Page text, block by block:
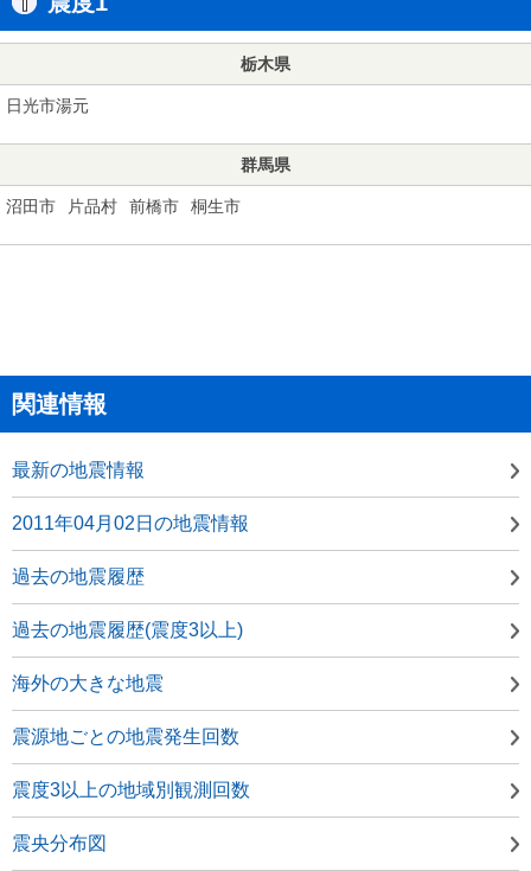
栃木県
日光市湯元
群馬県
沼田市 片品村 前橋市 桐生市
関連情報
最新の地震情報
2011年04月02日の地震情報
過去の地震履歴
過去の地震履歴(震度3以上)
海外の大きな地震
震源地ごとの地震発生回数
震度3以上の地域別観測回数
震央分布図